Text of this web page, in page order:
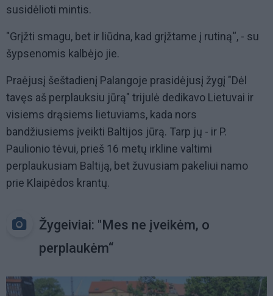
susidėlioti mintis.
"Grįžti smagu, bet ir liūdna, kad grįžtame į rutiną“, - su
šypsenomis kalbėjo jie.
Praėjusį šeštadienį Palangoje prasidėjusį žygį "Dėl
tavęs aš perplauksiu jūrą" trijulė dedikavo Lietuvai ir
visiems drąsiems lietuviams, kada nors
bandžiusiems įveikti Baltijos jūrą. Tarp jų - ir P.
Paulionio tėvui, prieš 16 metų irkline valtimi
perplaukusiam Baltiją, bet žuvusiam pakeliui namo
prie Klaipėdos krantų.
Žygeiviai: "Mes ne įveikėm, o
perplaukėm“